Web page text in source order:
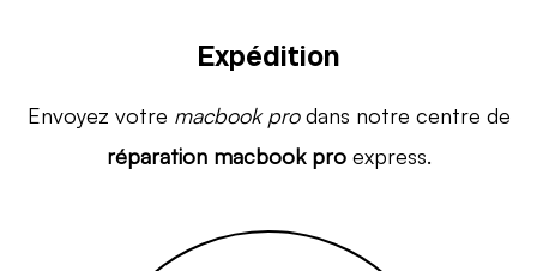
Expédition
Envoyez votre macbook prodans notre centre de
réparation macbook proexpress.